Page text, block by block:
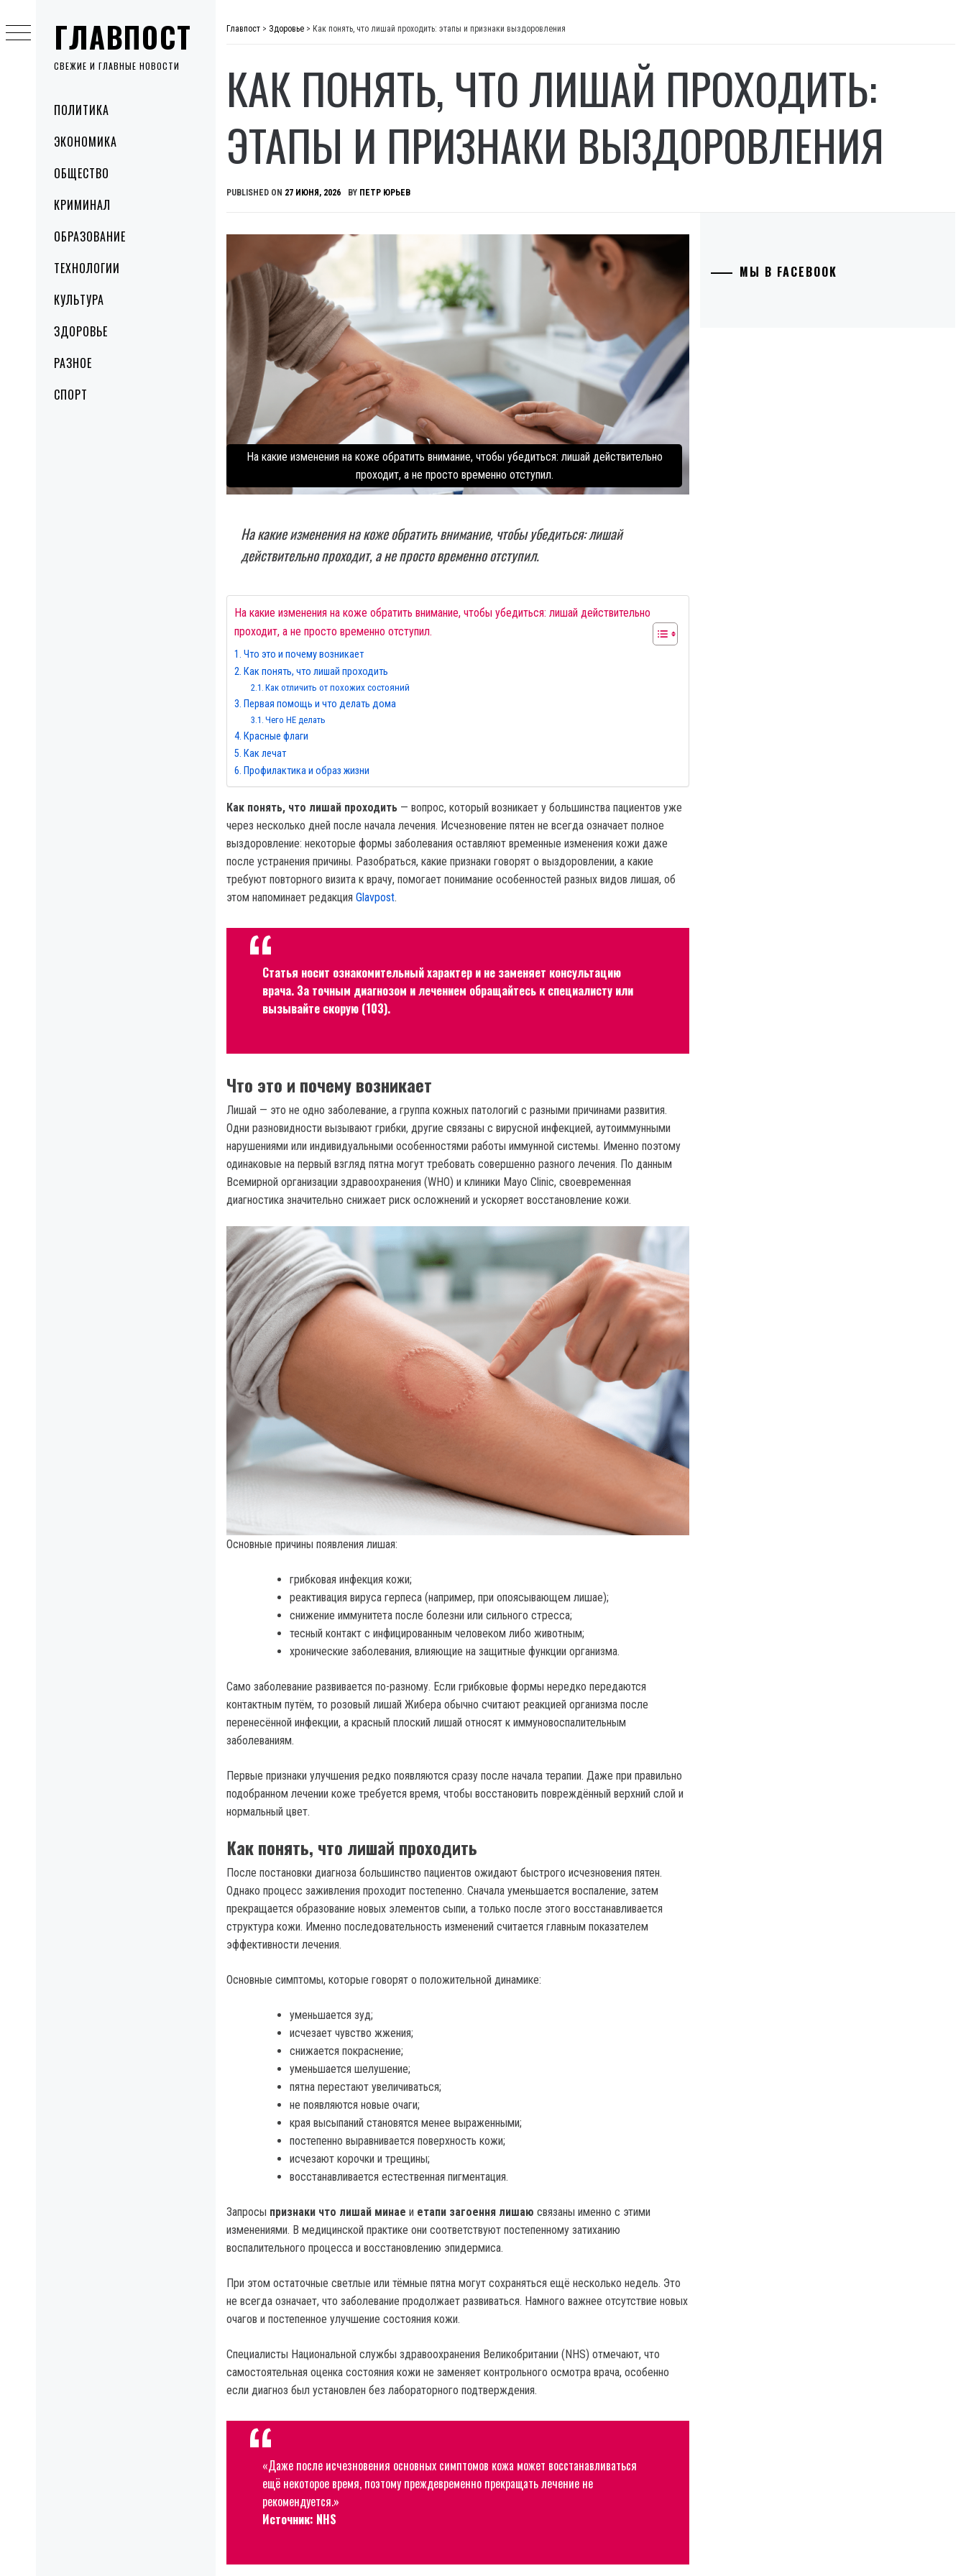
ГЛАВПОСТ
СВЕЖИЕ И ГЛАВНЫЕ НОВОСТИ
MenuПОЛИТИКА
ЭКОНОМИКА
ОБЩЕСТВО
КРИМИНАЛ
ОБРАЗОВАНИЕ
ТЕХНОЛОГИИ
КУЛЬТУРА
ЗДОРОВЬЕ
РАЗНОЕ
СПОРТ
to
content
Главпост > Здоровье > Как понять, что лишай проходить: этапы и признаки выздоровления
КАК ПОНЯТЬ, ЧТО ЛИШАЙ ПРОХОДИТЬ:
ЭТАПЫ И ПРИЗНАКИ ВЫЗДОРОВЛЕНИЯ
PUBLISHED ON 27 ИЮНЯ, 2026 BY ПЕТР ЮРЬЕВ
На какие изменения на коже обратить внимание, чтобы убедиться: лишай действительно
проходит, а не просто временно отступил.
На какие изменения на коже обратить внимание, чтобы убедиться: лишай
действительно проходит, а не просто временно отступил.
На какие изменения на коже обратить внимание, чтобы убедиться: лишай действительно
проходит, а не просто временно отступил.
Что это и почему возникает
Как понять, что лишай проходить
Как отличить от похожих состояний
Первая помощь и что делать дома
Чего НЕ делать
Красные флаги
Как лечат
Профилактика и образ жизни
Как понять, что лишай проходить — вопрос, который возникает у большинства пациентов уже
через несколько дней после начала лечения. Исчезновение пятен не всегда означает полное
выздоровление: некоторые формы заболевания оставляют временные изменения кожи даже
после устранения причины. Разобраться, какие признаки говорят о выздоровлении, а какие
требуют повторного визита к врачу, помогает понимание особенностей разных видов лишая, об
этом напоминает редакция Glavpost.
Статья носит ознакомительный характер и не заменяет консультацию
врача. За точным диагнозом и лечением обращайтесь к специалисту или
вызывайте скорую (103).
Что это и почему возникает
Лишай — это не одно заболевание, а группа кожных патологий с разными причинами развития.
Одни разновидности вызывают грибки, другие связаны с вирусной инфекцией, аутоиммунными
нарушениями или индивидуальными особенностями работы иммунной системы. Именно поэтому
одинаковые на первый взгляд пятна могут требовать совершенно разного лечения. По данным
Всемирной организации здравоохранения (WHO) и клиники Mayo Clinic, своевременная
диагностика значительно снижает риск осложнений и ускоряет восстановление кожи.
Основные причины появления лишая:
грибковая инфекция кожи;
реактивация вируса герпеса (например, при опоясывающем лишае);
снижение иммунитета после болезни или сильного стресса;
тесный контакт с инфицированным человеком либо животным;
хронические заболевания, влияющие на защитные функции организма.
Само заболевание развивается по-разному. Если грибковые формы нередко передаются
контактным путём, то розовый лишай Жибера обычно считают реакцией организма после
перенесённой инфекции, а красный плоский лишай относят к иммуновоспалительным
заболеваниям.
Первые признаки улучшения редко появляются сразу после начала терапии. Даже при правильно
подобранном лечении коже требуется время, чтобы восстановить повреждённый верхний слой и
нормальный цвет.
Как понять, что лишай проходить
После постановки диагноза большинство пациентов ожидают быстрого исчезновения пятен.
Однако процесс заживления проходит постепенно. Сначала уменьшается воспаление, затем
прекращается образование новых элементов сыпи, а только после этого восстанавливается
структура кожи. Именно последовательность изменений считается главным показателем
эффективности лечения.
Основные симптомы, которые говорят о положительной динамике:
уменьшается зуд;
исчезает чувство жжения;
снижается покраснение;
уменьшается шелушение;
пятна перестают увеличиваться;
не появляются новые очаги;
края высыпаний становятся менее выраженными;
постепенно выравнивается поверхность кожи;
исчезают корочки и трещины;
восстанавливается естественная пигментация.
Запросы признаки что лишай минае и етапи загоення лишаю связаны именно с этими
изменениями. В медицинской практике они соответствуют постепенному затиханию
воспалительного процесса и восстановлению эпидермиса.
При этом остаточные светлые или тёмные пятна могут сохраняться ещё несколько недель. Это
не всегда означает, что заболевание продолжает развиваться. Намного важнее отсутствие новых
очагов и постепенное улучшение состояния кожи.
Специалисты Национальной службы здравоохранения Великобритании (NHS) отмечают, что
самостоятельная оценка состояния кожи не заменяет контрольного осмотра врача, особенно
если диагноз был установлен без лабораторного подтверждения.
«Даже после исчезновения основных симптомов кожа может восстанавливаться
ещё некоторое время, поэтому преждевременно прекращать лечение не
рекомендуется.»
Источник: NHS
МЫ В FACEBOOK